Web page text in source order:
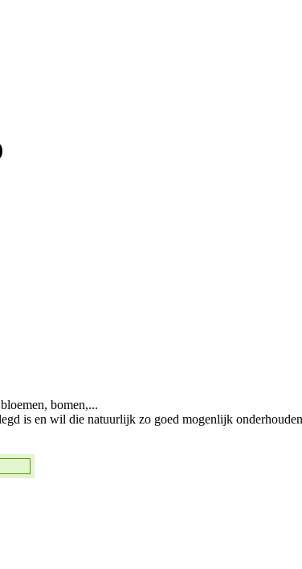
bomen,...
is en wil die natuurlijk zo goed mogenlijk